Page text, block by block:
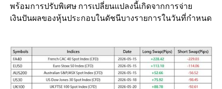
พร้อมการปรับพิเศษ การเปลี่ยนแปลงนี้เกิดจากการจ่าย
เงินปันผลของหุ้นประกอบในดัชนีบางรายการในวันที่กําหนด